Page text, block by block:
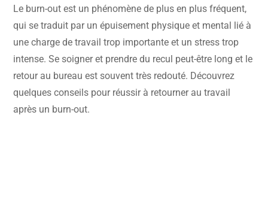
Le burn-out est un phénomène de plus en plus fréquent,
qui se traduit par un épuisement physique et mental lié à
une charge de travail trop importante et un stress trop
intense. Se soigner et prendre du recul peut-être long et le
retour au bureau est souvent très redouté. Découvrez
quelques conseils pour réussir à retourner au travail
après un burn-out.